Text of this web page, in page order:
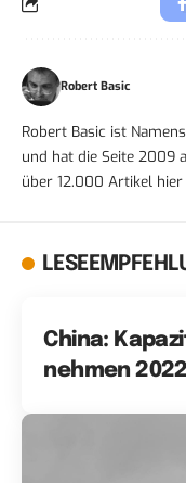
Robert Basic
Robert Basic ist
und hat die Seite 2009
über 12.000 Artikel
China:
nehmen